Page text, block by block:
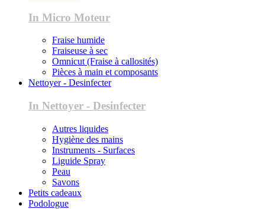
In Micro Moteur
Fraise humide
Fraiseuse à sec
Omnicut (Fraise à callosités)
Pièces à main et composants
Nettoyer - Desinfecter
In Nettoyer - Desinfecter
Autres liquides
Hygiène des mains
Instruments - Surfaces
Liguide Spray
Peau
Savons
Petits cadeaux
Podologue